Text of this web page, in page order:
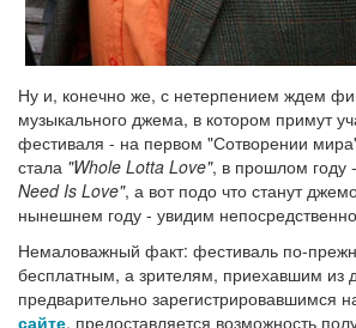
Ну и, конечно же, с нетерпением ждем
музыкального джема, в котором примут
фестиваля - на первом "Сотворении
стала "Whole Lotta Love", в прошлом году
Need Is Love", а вот подо что станут
нынешнем году - увидим
Немаловажный факт: фестиваль по-
бесплатным, а зрителям, приехавшим из
предварительно зарегистрировавшимся
сайте, предоставляется возможность